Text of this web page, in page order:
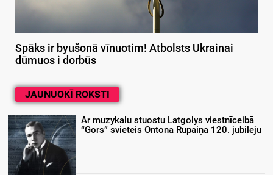
Spāks ir byušonā vīnuotim! Atbolsts Ukrainai
dūmuos i dorbūs
JAUNUOKĪ ROKSTI
Ar muzykalu stuostu Latgolys viestnīceibā
“Gors” svieteis Ontona Rupaiņa 120. jubileju